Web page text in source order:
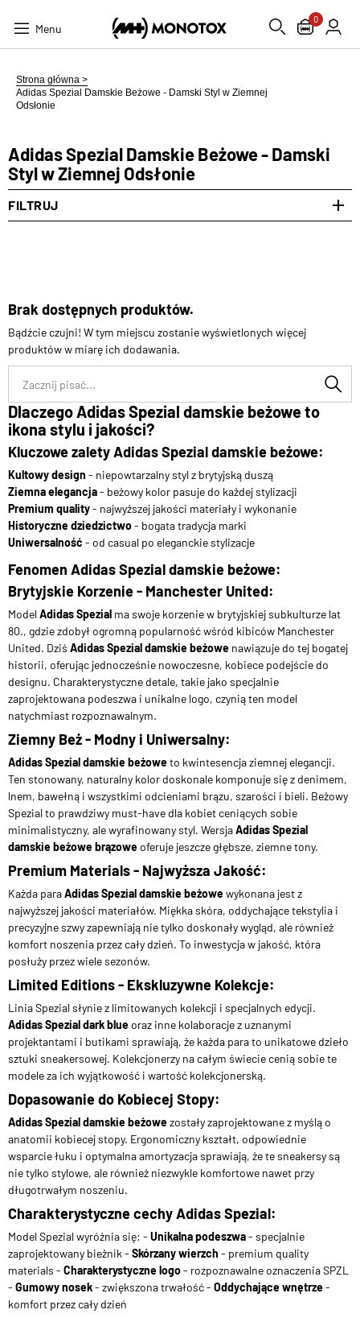
Menu
0
Strona główna >
Adidas Spezial Damskie Beżowe - Damski Styl w Ziemnej
Odsłonie
Adidas Spezial Damskie Beżowe - Damski
Styl w Ziemnej Odsłonie
FILTRUJ
Brak dostępnych produktów.
Bądźcie czujni! W tym miejscu zostanie wyświetlonych więcej
produktów w miarę ich dodawania.
Dlaczego Adidas Spezial damskie beżowe to
ikona stylu i jakości?
Kluczowe zalety Adidas Spezial damskie beżowe:
Kultowy design - niepowtarzalny styl z brytyjską duszą
Ziemna elegancja- beżowy kolor pasuje do każdej stylizacji
Premium quality- najwyższej jakości materiały i wykonanie
Historyczne dziedzictwo- bogata tradycja marki
Uniwersalność - od casual po eleganckie stylizacje
Fenomen Adidas Spezial damskie beżowe:
Brytyjskie Korzenie - Manchester United:
ModelAdidas Spezial ma swoje korzenie w brytyjskiej subkulturze lat
80., gdzie zdobył ogromną popularność wśród kibiców Manchester
United. Dziś Adidas Spezial damskie beżowe nawiązuje do tej bogatej
historii, oferując jednocześnie nowoczesne, kobiece podejście do
designu. Charakterystyczne detale, takie jako specjalnie
zaprojektowana podeszwa i unikalne logo, czynią ten model
natychmiast rozpoznawalnym.
Ziemny Beż - Modny i Uniwersalny:
Adidas Spezial damskie beżoweto kwintesencja ziemnej elegancji.
Ten stonowany, naturalny kolor doskonale komponuje się z denimem,
lnem, bawełną i wszystkimi odcieniami brązu, szarości i bieli. Beżowy
Spezial to prawdziwy must-have dla kobiet ceniących sobie
minimalistyczny, ale wyrafinowany styl. WersjaAdidas Spezial
damskie beżowe brązoweoferuje jeszcze głębsze, ziemne tony.
Premium Materials - Najwyższa Jakość:
Każda paraAdidas Spezial damskie beżowewykonana jest z
najwyższej jakości materiałów. Miękka skóra, oddychające tekstylia i
precyzyjne szwy zapewniają nie tylko doskonały wygląd, ale również
komfort noszenia przez cały dzień. To inwestycja w jakość, która
posłuży przez wiele sezonów.
Limited Editions - Ekskluzywne Kolekcje:
Linia Spezial słynie z limitowanych kolekcji i specjalnych edycji.
Adidas Spezial dark blueoraz inne kolaboracje z uznanymi
projektantami i butikami sprawiają, że każda para to unikatowe dzieło
sztuki sneakersowej. Kolekcjonerzy na całym świecie cenią sobie te
modele za ich wyjątkowość i wartość kolekcjonerską.
Dopasowanie do Kobiecej Stopy:
Adidas Spezial damskie beżowezostały zaprojektowane z myślą o
anatomii kobiecej stopy. Ergonomiczny kształt, odpowiednie
wsparcie łuku i optymalna amortyzacja sprawiają, że te sneakersy są
nie tylko stylowe, ale również niezwykle komfortowe nawet przy
długotrwałym noszeniu.
Charakterystyczne cechy Adidas Spezial:
Model Spezial wyróżnia się: - Unikalna podeszwa- specjalnie
zaprojektowany bieżnik - Skórzany wierzch - premium quality
materials - Charakterystyczne logo- rozpoznawalne oznaczenia SPZL
- Gumowy nosek- zwiększona trwałość - Oddychające wnętrze-
komfort przez cały dzień